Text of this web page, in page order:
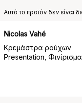
Nicolas Vahé
Κρεμάστρα ρούχων
Presentation, Φινίρισμα